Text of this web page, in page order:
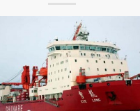
brise-glace chinois Xuelong en
Antarctique